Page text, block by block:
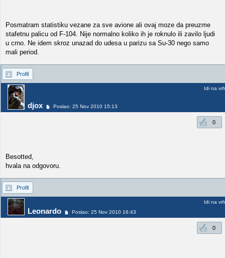
Posmatram statistiku vezane za sve avione ali ovaj moze da preuzme
stafetnu palicu od F-104. Nije normalno koliko ih je roknulo ili zavilo ljudi
u crno. Ne idem skroz unazad do udesa u parizu sa Su-30 nego samo
mali period.
Profil
djox Poslao: 25 Nov 2010 15:13
Idi na vrh
0
Besotted,
hvala na odgovoru.
Profil
Leonardo Poslao: 25 Nov 2010 16:43
Idi na vrh
0